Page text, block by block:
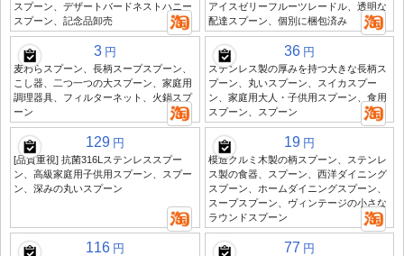
スプーン、デザートバードネストハニー
スプーン、記念品卸売
アイスゼリーフルーツレードル、透明な
配達スプーン、個別に梱包済み
3 円
麦わらスプーン、長柄スープスプーン、
こし器、二つ一つの大スプーン、家庭用
調理器具、フィルターネット、火鍋スプ
ーン
36 円
ステンレス製の厚みを持つ大きな長柄ス
プーン、丸いスプーン、スイカスプー
ン、家庭用大人・子供用スプーン、食用
スプーン、スプーン
129 円
[品質重視] 抗菌316Lステンレススプー
ン、高級家庭用子供用スプーン、スプー
ン、深みの丸いスプーン
19 円
模造クルミ木製の柄スプーン、ステンレ
ス製の食器、スプーン、西洋ダイニング
スプーン、ホームダイニングスプーン、
スープスプーン、ヴィンテージの小さな
ラウンドスプーン
116 円 77 円